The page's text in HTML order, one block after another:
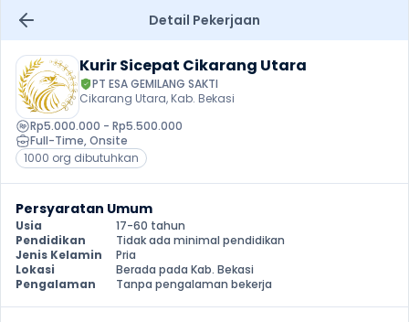
Detail Pekerjaan
Kurir Sicepat Cikarang Utara
PT ESA GEMILANG SAKTI
Cikarang Utara, Kab. Bekasi
Rp5.000.000 - Rp5.500.000
Full-Time, Onsite
1000 org dibutuhkan
Persyaratan Umum
Usia
17-60 tahun
Pendidikan
Tidak ada minimal pendidikan
Jenis Kelamin
Pria
Lokasi
Berada pada Kab. Bekasi
Pengalaman
Tanpa pengalaman bekerja